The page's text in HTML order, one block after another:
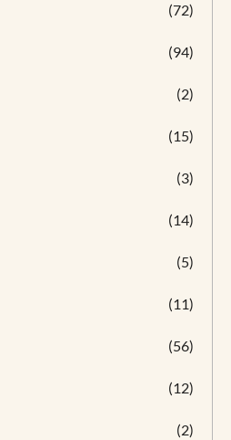
(72)
(94)
(2)
(15)
(3)
(14)
(5)
(11)
(56)
(12)
(2)